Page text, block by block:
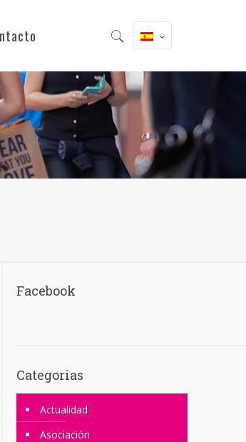
Facebook
Categorias
Actualidad
Asociación